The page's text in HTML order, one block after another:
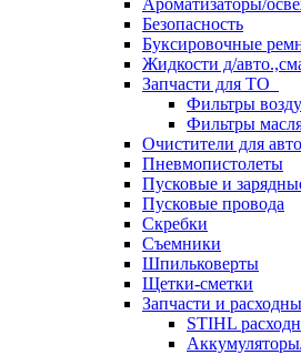
Ароматизаторы/
Безопасность
Буксировочные
Жидкости д/
Запчасти для ТО
Фильтры
Фильтры
Очистители для авто
Пневмопистолеты
Пусковые и
Пусковые провода
Скребки
Съемники
Шпильковерты
Щетки-сметки
Запчасти и
STIHL